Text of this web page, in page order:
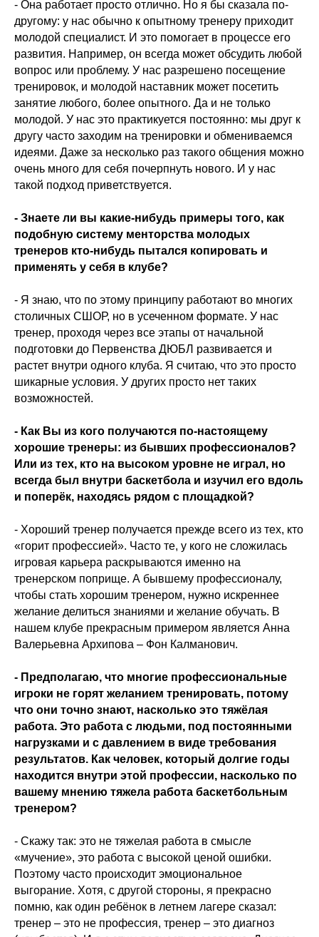
- Она работает просто отлично. Но я бы сказала по-
другому: у нас обычно к опытному тренеру приходит
молодой специалист. И это помогает в процессе его
развития. Например, он всегда может обсудить любой
вопрос или проблему. У нас разрешено посещение
тренировок, и молодой наставник может посетить
занятие любого, более опытного. Да и не только
молодой. У нас это практикуется постоянно: мы друг к
другу часто заходим на тренировки и обмениваемся
идеями. Даже за несколько раз такого общения можно
очень много для себя почерпнуть нового. И у нас
такой подход приветствуется.
- Знаете ли вы какие-нибудь примеры того, как
подобную систему менторства молодых
тренеров кто-нибудь пытался копировать и
применять у себя в клубе?
- Я знаю, что по этому принципу работают во многих
столичных СШОР, но в усеченном формате. У нас
тренер, проходя через все этапы от начальной
подготовки до Первенства ДЮБЛ развивается и
растет внутри одного клуба. Я считаю, что это просто
шикарные условия. У других просто нет таких
возможностей.
- Как Вы из кого получаются по-настоящему
хорошие тренеры: из бывших профессионалов?
Или из тех, кто на высоком уровне не играл, но
всегда был внутри баскетбола и изучил его вдоль
и поперёк, находясь рядом с площадкой?
- Хороший тренер получается прежде всего из тех, кто
«горит профессией». Часто те, у кого не сложилась
игровая карьера раскрываются именно на
тренерском поприще. А бывшему профессионалу,
чтобы стать хорошим тренером, нужно искреннее
желание делиться знаниями и желание обучать. В
нашем клубе прекрасным примером является Анна
Валерьевна Архипова – Фон Калманович.
- Предполагаю, что многие профессиональные
игроки не горят желанием тренировать, потому
что они точно знают, насколько это тяжёлая
работа. Это работа с людьми, под постоянными
нагрузками и с давлением в виде требования
результатов. Как человек, который долгие годы
находится внутри этой профессии, насколько по
вашему мнению тяжела работа баскетбольным
тренером?
- Скажу так: это не тяжелая работа в смысле
«мучение», это работа с высокой ценой ошибки.
Поэтому часто происходит эмоциональное
выгорание. Хотя, с другой стороны, я прекрасно
помню, как один ребёнок в летнем лагере сказал:
тренер – это не профессия, тренер – это диагноз